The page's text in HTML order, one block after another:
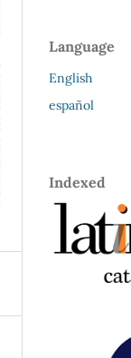
Language
English
español
Indexed